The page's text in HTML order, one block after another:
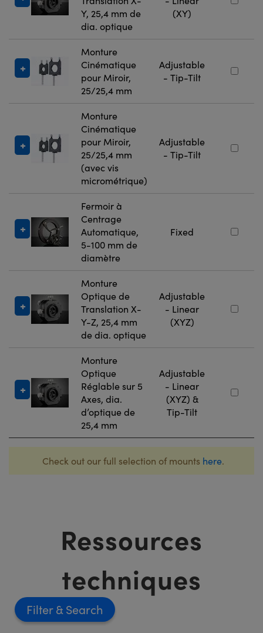
Y, 25,4 mm de
dia. optique
(XY)
Monture
Cinématique
pour Miroir,
25/25,4 mm
Adjustable
- Tip-Tilt
Monture
Cinématique
pour Miroir,
25/25,4 mm
(avec vis
micrométrique)
Adjustable
- Tip-Tilt
Fermoir à
Centrage
Automatique,
5-100 mm de
diamètre
Fixed
Monture
Optique de
Translation X-
Y-Z, 25,4 mm
de dia. optique
Adjustable
- Linear
(XYZ)
Monture
Optique
Réglable sur 5
Axes, dia.
d’optique de
25,4 mm
Adjustable
- Linear
(XYZ) &
Tip-Tilt
Check out our full selection of mounts here.
Ressources
techniques
Filter